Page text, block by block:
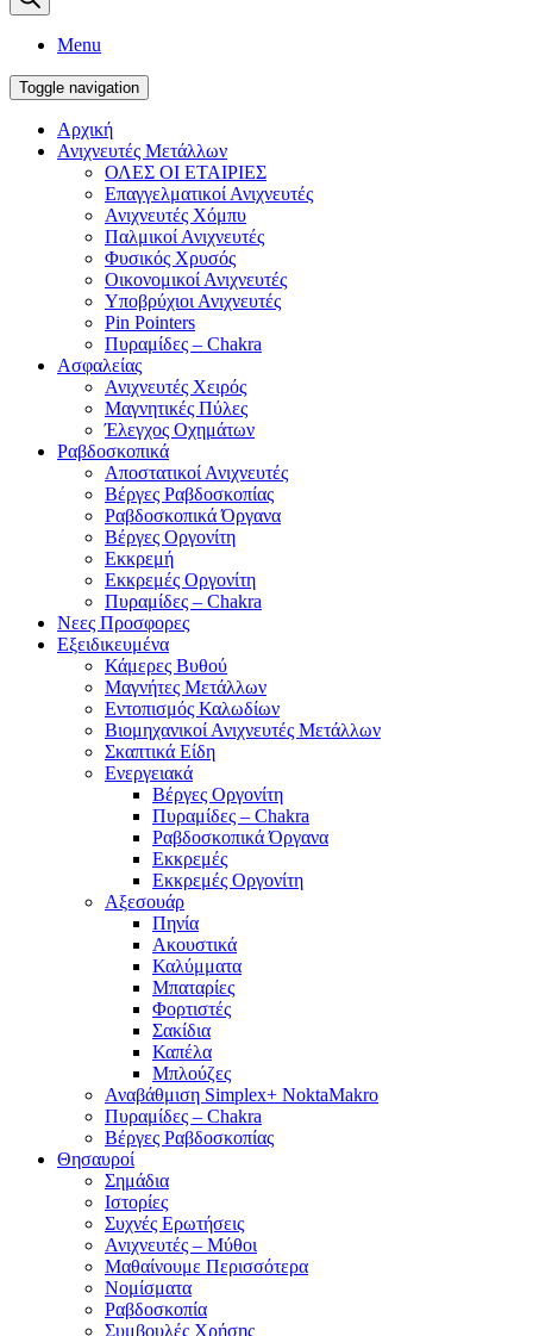
Menu
Toggle navigation
Αρχική
Ανιχνευτές Μετάλλων
ΟΛΕΣ ΟΙ ΕΤΑΙΡΙΕΣ
Επαγγελματικοί Ανιχνευτές
Ανιχνευτές Χόμπυ
Παλμικοί Ανιχνευτές
Φυσικός Χρυσός
Οικονομικοί Ανιχνευτές
Υποβρύχιοι Ανιχνευτές
Pin Pointers
Πυραμίδες – Chakra
Ασφαλείας
Ανιχνευτές Χειρός
Μαγνητικές Πύλες
Έλεγχος Οχημάτων
Ραβδοσκοπικά
Αποστατικοί Ανιχνευτές
Βέργες Ραβδοσκοπίας
Ραβδοσκοπικά Όργανα
Βέργες Οργονίτη
Εκκρεμή
Εκκρεμές Οργονίτη
Πυραμίδες – Chakra
Νεες Προσφορες
Εξειδικευμένα
Κάμερες Βυθού
Μαγνήτες Μετάλλων
Εντοπισμός Καλωδίων
Βιομηχανικοί Ανιχνευτές Μετάλλων
Σκαπτικά Είδη
Ενεργειακά
Βέργες Οργονίτη
Πυραμίδες – Chakra
Ραβδοσκοπικά Όργανα
Εκκρεμές
Εκκρεμές Οργονίτη
Αξεσουάρ
Πηνία
Ακουστικά
Καλύμματα
Μπαταρίες
Φορτιστές
Σακίδια
Καπέλα
Μπλούζες
Αναβάθμιση Simplex+ NoktaMakro
Πυραμίδες – Chakra
Βέργες Ραβδοσκοπίας
Θησαυροί
Σημάδια
Ιστορίες
Συχνές Ερωτήσεις
Ανιχνευτές – Μύθοι
Μαθαίνουμε Περισσότερα
Νομίσματα
Ραβδοσκοπία
Συμβουλές Χρήσης